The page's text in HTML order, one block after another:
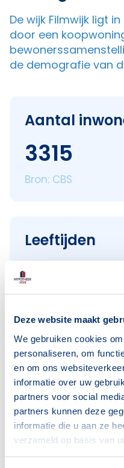
Deze website maakt
We gebruiken cookies
personaliseren, om
en om ons
informatie over uw
partners voor social
partners kunnen deze
informatie die u aan ze
verzameld op basis van
De wijk Filmwijk ligt
door een
de demografie van
Aantal
3315
Bron: CBS
Leeftijden
18–25 jaar
45–65 jaar
65+ jaar
Bron: CBS
Huishoudens
Alleenwonend